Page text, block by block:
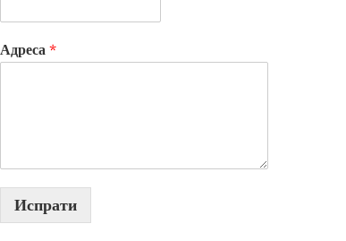
Адреса *
Испрати